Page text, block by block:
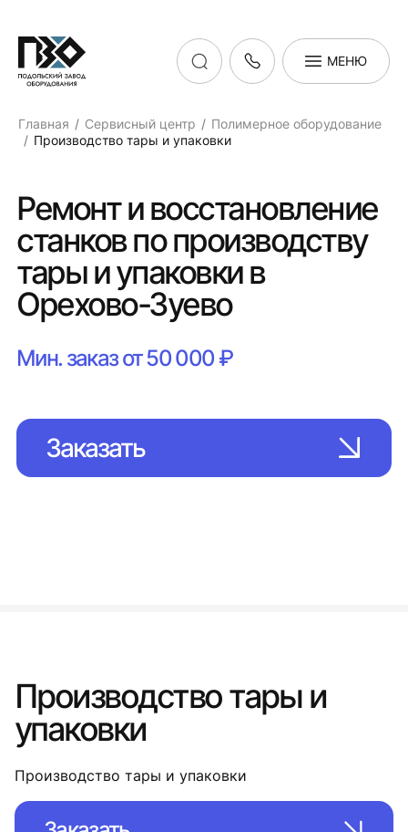
МЕНЮ
Главная Сервисный центр
Полимерное оборудование
Производство тары и упаковки
Ремонт и восстановление
станков по производству
тары и упаковки в
Орехово-Зуево
Мин. заказ от 50 000 ₽
Заказать
Производство тары и
упаковки
Производство тары и упаковки